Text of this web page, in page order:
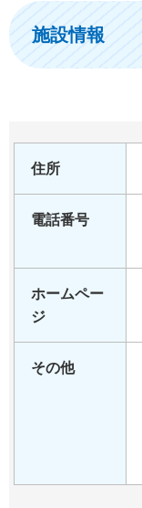
施設情報
住所
電話番号
ホームペー
ジ
その他